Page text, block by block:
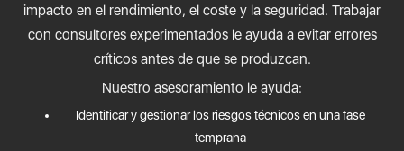
impacto en el rendimiento, el coste y la seguridad. Trabajar
con consultores experimentados le ayuda a evitar errores
críticos antes de que se produzcan.
Nuestro asesoramiento le ayuda:
Identificar y gestionar los riesgos técnicos en una fase
temprana